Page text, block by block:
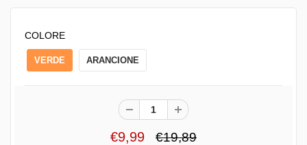
COLORE
VERDE ARANCIONE
€9,99 €19,89